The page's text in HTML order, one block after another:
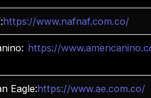
https://www.nafnaf.com.co/
https://
Eagle:https://www.ae.com.co/